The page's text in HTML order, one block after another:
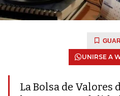
UNIRSE A
La Bolsa de Valores